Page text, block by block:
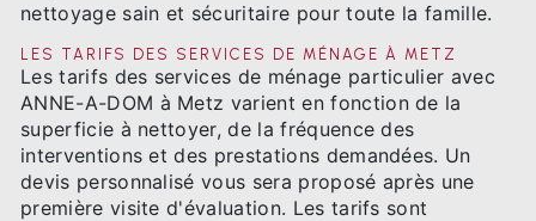
nettoyage sain et sécuritaire pour toute la famille.
LES TARIFS DES SERVICES DE MÉNAGE À METZ
Les tarifs des services de ménage particulier avec
ANNE-A-DOM à Metz varient en fonction de la
superficie à nettoyer, de la fréquence des
interventions et des prestations demandées. Un
devis personnalisé vous sera proposé après une
première visite d'évaluation. Les tarifs sont